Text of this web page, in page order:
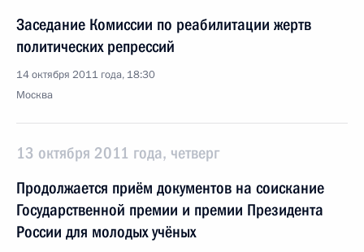
Заседание Комиссии по реабилитации жертв
политических репрессий
14 октября 2011 года, 18:30
Москва
13 октября 2011 года, четверг
Продолжается приём документов на соискание
Государственной премии и премии Президента
России для молодых учёных